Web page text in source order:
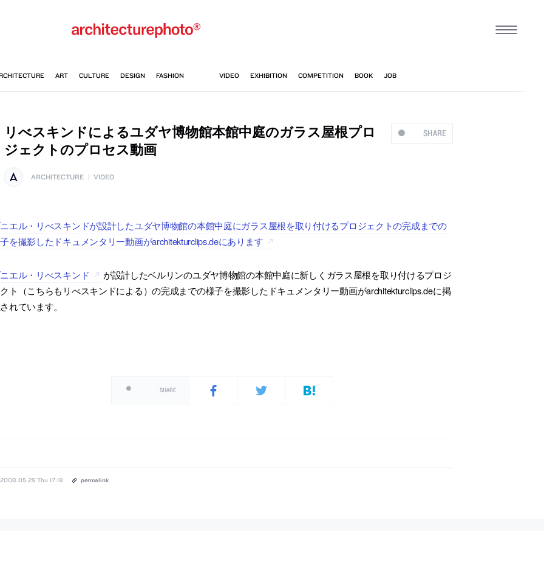
SHARE
リべスキンドによるユダヤ博物館本館中庭のガラス屋根プロ
ジェクトのプロセス動画
ARCHITECTURE VIDEO
エル・リべスキンドが設計したユダヤ博物館の本館中庭にガラス屋根を取り付けるプロジェクトの完成までの
を撮影したドキュメンタリー動画がarchitekturclips.deにあります
エル・リべスキンド
が設計したベルリンのユダヤ博物館の本館中庭に新しくガラス屋根を取り付けるプロジ
ト（こちらもリべスキンドによる）の完成までの様子を撮影したドキュメンタリー動画がarchitekturclips.deに掲
れています。
SHARE
2008.05.29 Thu 17:18 permalink